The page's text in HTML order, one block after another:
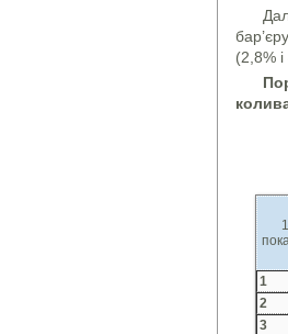
(2,8%
1
2
3